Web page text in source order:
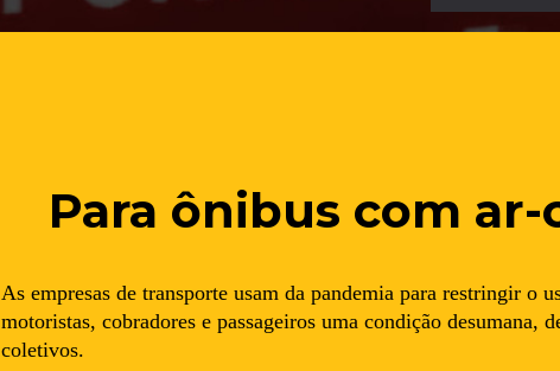
Para ônibus com
As empresas de transporte usam da pandemia para restringir
motoristas, cobradores e passageiros uma condição desumana,
coletivos.